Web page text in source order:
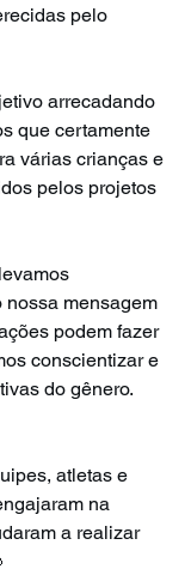
pelo
arrecadando
que certamente
várias crianças e
pelos projetos
nossa mensagem
podem fazer
conscientizar e
do gênero.
atletas e
na
a realizar